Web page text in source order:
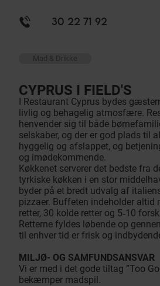
30 22 71 92
Mad & Drikke
CYPRUS I FIELD'S
I Restaurant Cyprus bydes
livlig og behagelig atmosfære.
henvender sig til både
selskaber, og der er god plads til
hyggelig og afslappet, og
og imødekommende.
Køkkenet serverer det bedste fra
tyrkiske køkken i en stor
byder på et bredt udvalg af
pizzaer. Buffeten indeholder altid
retter, 30 kolde retter og 5‑10
Retterne fyldes løbende op
til enhver tid er frisk og
MILJØ- OG SAMFUNDSANSVAR
Vi er med i det gode tiltag ”Too
bekæmper madspil.